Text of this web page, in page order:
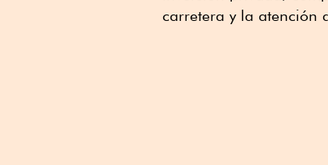
carretera y la atención